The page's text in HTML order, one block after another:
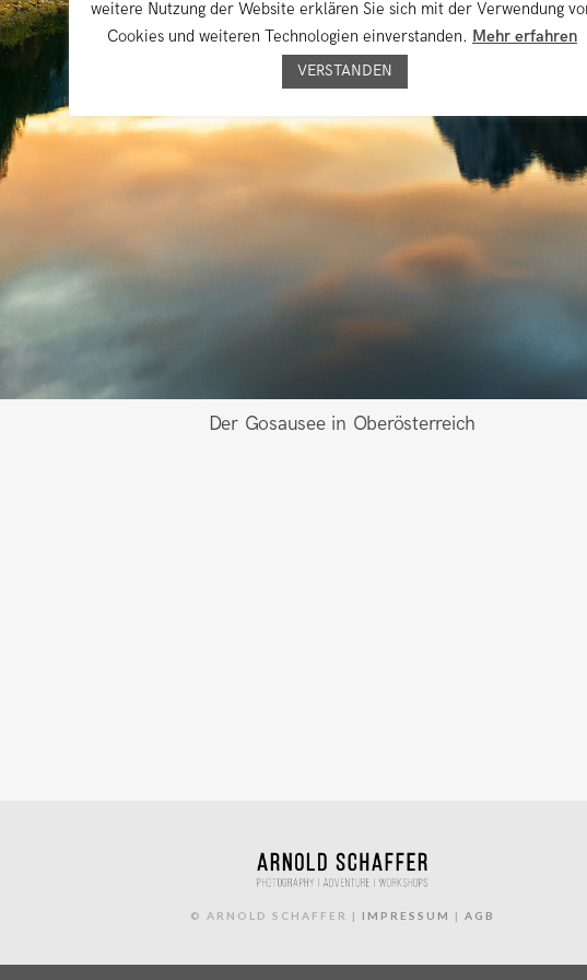
Der Gosausee in Oberösterreich
© ARNOLD SCHAFFER | IMPRESSUM | AGB
weitere Nutzung der Website erklären Sie sich mit der Verwendung
Cookies und weiteren Technologien einverstanden. Mehr erfahren
VERSTANDEN